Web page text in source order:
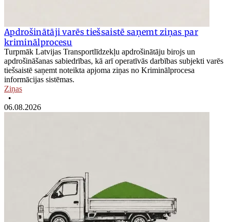
Apdrošinātāji varēs tiešsaistē saņemt ziņas par
kriminālprocesu
Turpmāk Latvijas Transportlīdzekļu apdrošinātāju birojs un
apdrošināšanas sabiedrības, kā arī operatīvās darbības subjekti varēs
tiešsaistē saņemt noteikta apjoma ziņas no Kriminālprocesa
informācijas sistēmas.
Ziņas
•
06.08.2026